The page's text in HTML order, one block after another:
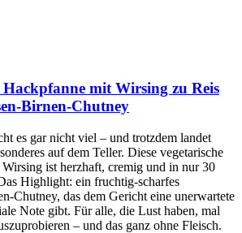
Hackpfanne mit Wirsing zu Reis
Birnen-Chutney
es gar nicht viel – und trotzdem landet
auf dem Teller. Diese vegetarische
ist herzhaft, cremig und in nur 30
Highlight: ein fruchtig-scharfes
Chutney, das dem Gericht eine unerwartete
Note gibt. Für alle, die Lust haben, mal
– und das ganz ohne Fleisch.